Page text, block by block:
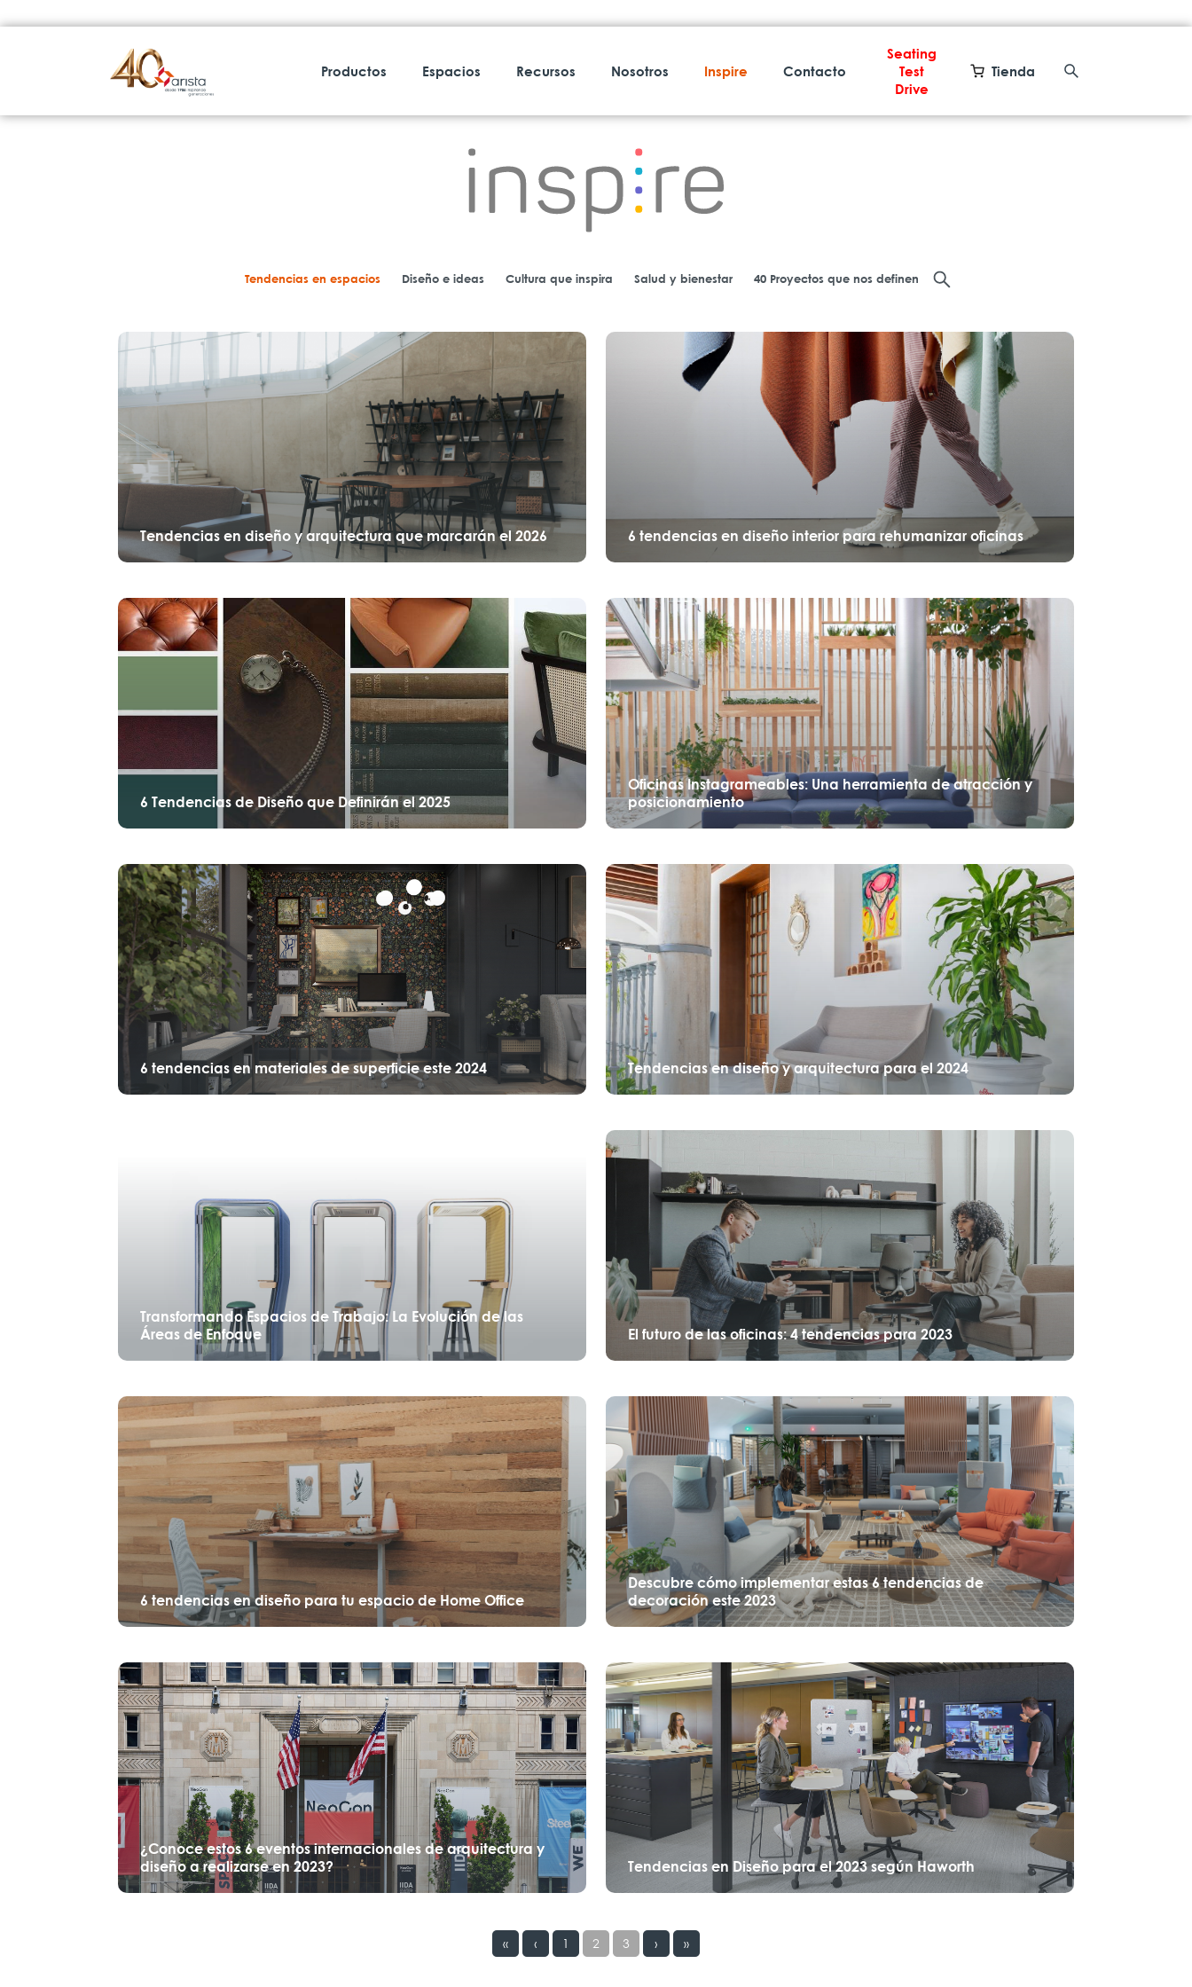
Productos Espacios Recursos Nosotros Inspire Contacto
Seating
Test
Drive
Tienda
Tendencias en espacios Diseño e ideas Cultura que inspira Salud y bienestar 40 Proyectos que nos definen
Tendencias en diseño y arquitectura que marcarán el 2026 6 tendencias en diseño interior para rehumanizar oficinas
6 Tendencias de Diseño que Definirán el 2025
Oficinas Instagrameables: Una herramienta de atracción y
posicionamiento
6 tendencias en materiales de superficie este 2024 Tendencias en diseño y arquitectura para el 2024
Transformando Espacios de Trabajo: La Evolución de las
Áreas de Enfoque
El futuro de las oficinas: 4 tendencias para 2023
6 tendencias en diseño para tu espacio de Home Office
Descubre cómo implementar estas 6 tendencias de
decoración este 2023
¿Conoce estos 6 eventos internacionales de arquitectura y
diseño a realizarse en 2023?
Tendencias en Diseño para el 2023 según Haworth
« ‹ 1 2 3 › »